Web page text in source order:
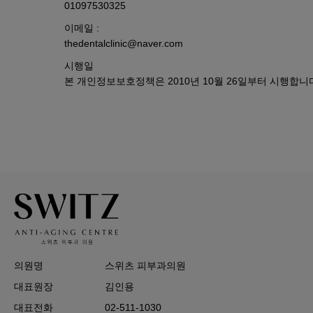
01097530325
이메일 :
thedentalclinic@naver.com
시행일
본 개인정보보호정책은 2010년 10월 26일부터 시행합니
의원명
대표원장
대표전화
스위츠 피부과의원
김인용
02-511-1030